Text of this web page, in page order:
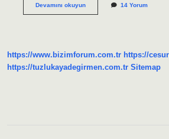
Devamını okuyunPtt
14 Yorum
https://www.bizimforum.com.tr https://
https://tuzlukayadegirmen.com.tr Sitemap